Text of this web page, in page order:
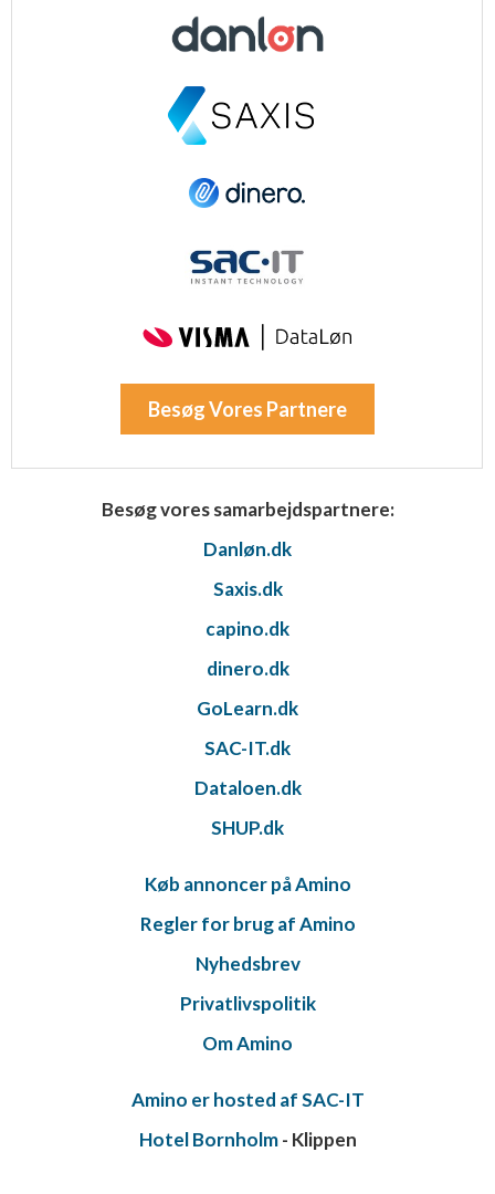
Besøg Vores Partnere
Besøg vores samarbejdspartnere:
Danløn.dk
Saxis.dk
capino.dk
dinero.dk
GoLearn.dk
SAC-IT.dk
Dataloen.dk
SHUP.dk
Køb annoncer på Amino
Regler for brug af Amino
Nyhedsbrev
Privatlivspolitik
Om Amino
Amino er hosted af SAC-IT
Hotel Bornholm- Klippen